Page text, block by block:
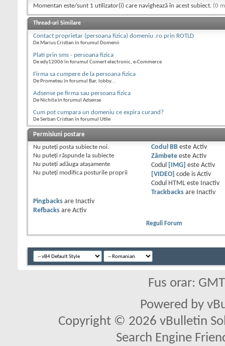
Momentan este/sunt 1 utilizator(i) care navighează în acest subiect. (0
Thread-uri Similare
Contact proprietar (persoana fizica) domeniu .ro prin ROTLD
De Marius Cristian în forumul Domenii
Plati prin sms - persoana fizica
De edy12006 în forumul Comert electronic, e-Commerce
Firma sa cumpere de la persoana fizica
De Prometeu în forumul Bar, lobby...
Adsense pe firma sau persoana fizica
De Nichita în forumul Adsense
Cum pot cumpara un domeniu ce expira curand?
De Serban Cristian în forumul Utile
Permisiuni postare
Nu puteţi posta subiecte noi.
Nu puteţi răspunde la subiecte
Nu puteţi adăuga ataşamente
Nu puteţi modifica posturile proprii
Codul BBeste Activ
Zâmbeteeste Activ
Codul
[IMG] este Activ
[VIDEO]
code is Activ
Codul HTML este
Inactiv
Trackbacksare
Inactiv
Pingbacks are
Inactiv
Refbacks are Activ
Reguli Forum
Fus orar:
Powered by
Copyright © 2026 vBulletin
Search Engine